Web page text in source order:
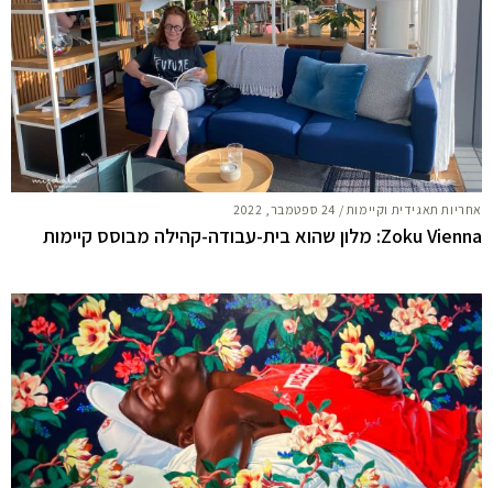
אחריות תאגידית וקיימות / 24 ספטמבר, 2022
Zoku Vienna: מלון שהוא בית-עבודה-קהילה מבוסס קיימות